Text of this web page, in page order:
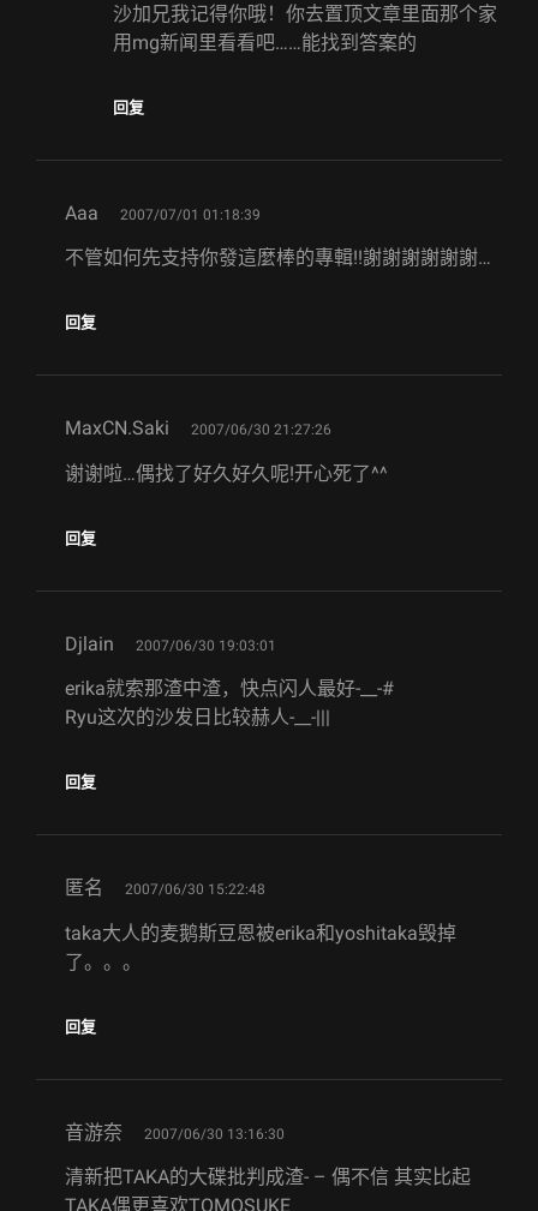
沙加兄我记得你哦！你去置顶文章里面那个家
用mg新闻里看看吧……能找到答案的
回复
Aaa says:
2007/07/01 01:18:39
不管如何先支持你發這麼棒的專輯!!謝謝謝謝謝謝…
回复
MaxCN.Saki says:
2007/06/30 21:27:26
谢谢啦…偶找了好久好久呢!开心死了^^
回复
Djlain says:
2007/06/30 19:03:01
erika就索那渣中渣，快点闪人最好-__-#
Ryu这次的沙发日比较赫人-__-|||
回复
匿名 says:
2007/06/30 15:22:48
taka大人的麦鹅斯豆恩被erika和yoshitaka毁掉
了。。。
回复
音游奈 says:
2007/06/30 13:16:30
清新把TAKA的大碟批判成渣- – 偶不信 其实比起
TAKA偶更喜欢TOMOSUKE